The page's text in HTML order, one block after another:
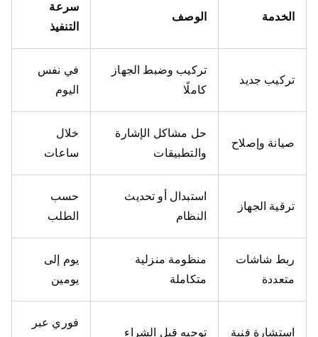
الخدمة الوصف
سرعة
التنفيذ
تركيب جديد
تركيب وضبط الجهاز
كاملًا
في نفس
اليوم
صيانة وإصلاح
حل مشاكل الإشارة
والتطبيقات
خلال
ساعات
ترقية الجهاز
استبدال أو تحديث
النظام
حسب
الطلب
ربط شاشات
متعددة
منظومة منزلية
متكاملة
يوم إلى
يومين
استشارة فنية توجيه قبل الشراء
فوري عبر